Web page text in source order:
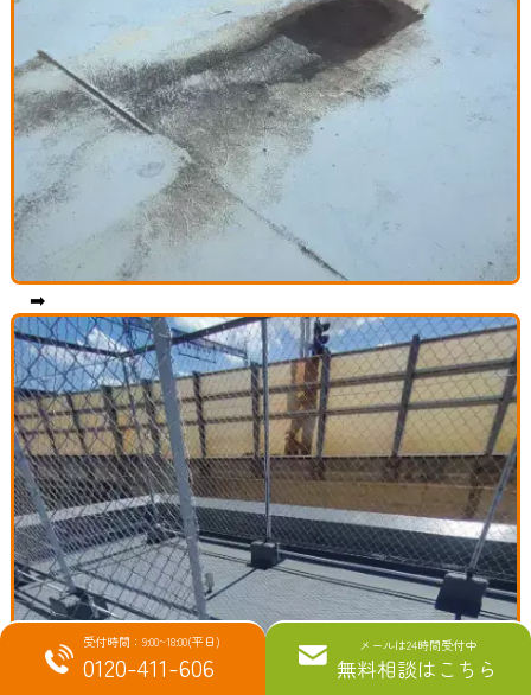
➡
受付時間：9:00~18:00(平日)
0120-411-606
メールは24時間受付中
無料相談はこちら